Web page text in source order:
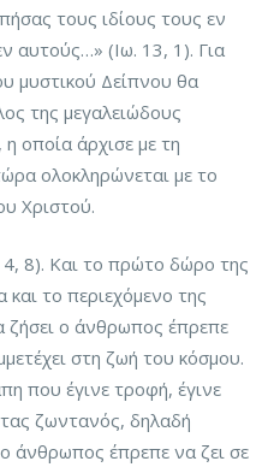
τους ιδίους τους εν
αυτούς…» (Ιω. 13, 1). Για
μυστικού Δείπνου θα
της μεγαλειώδους
οποία άρχισε με τη
ολοκληρώνεται με το
Χριστού.
4, 8). Και το πρώτο δώρο της
το περιεχόμενο της
ζήσει ο άνθρωπος έπρεπε
στη ζωή του κόσμου.
που έγινε τροφή, έγινε
ζωντανός, δηλαδή
άνθρωπος έπρεπε να ζει σε